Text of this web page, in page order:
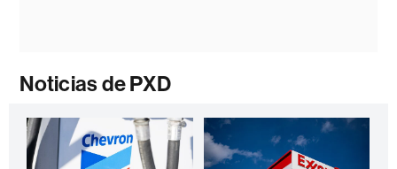
Noticias de PXD